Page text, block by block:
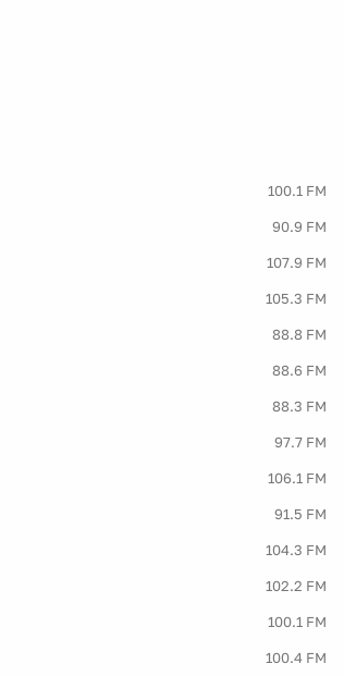
100.1 FM
90.9 FM
107.9 FM
105.3 FM
88.8 FM
88.6 FM
88.3 FM
97.7 FM
106.1 FM
91.5 FM
104.3 FM
102.2 FM
100.1 FM
100.4 FM